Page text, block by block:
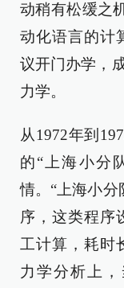
动稍有松缓之
动化语言的计
议开门办学，
力学。
从1972年到
的“上海小分
情。“上海小分
序，这类程序
工计算，耗时
力学分析上